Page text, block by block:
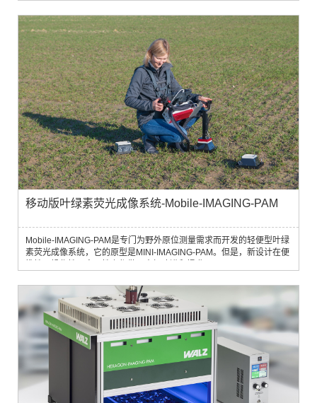
移动版叶绿素荧光成像系统-Mobile-IMAGING-PAM
Mobile-IMAGING-PAM是专门为野外原位测量需求而开发的轻便型叶绿
素荧光成像系统，它的原型是MINI-IMAGING-PAM。但是，新设计在便
暗适应盒，可在野外非常方便、快速的测量植物叶片光合作用相关的光
系统II最大光合量子产率(Fv / Fm)。另外，测量头的延长手柄和触发按
钮使整个Mobile-IMAGING-PAM系统具有出色的人体工程学特性，野